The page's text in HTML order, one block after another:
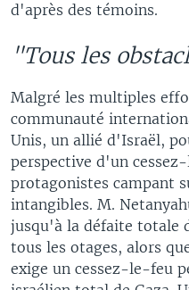
d'après des témoins.
"Tous les
Malgré les multiples
communauté
Unis, un allié d'Israël,
perspective d'un
protagonistes campant
intangibles. M.
jusqu'à la défaite totale
tous les otages, alors
exige un cessez-le-feu